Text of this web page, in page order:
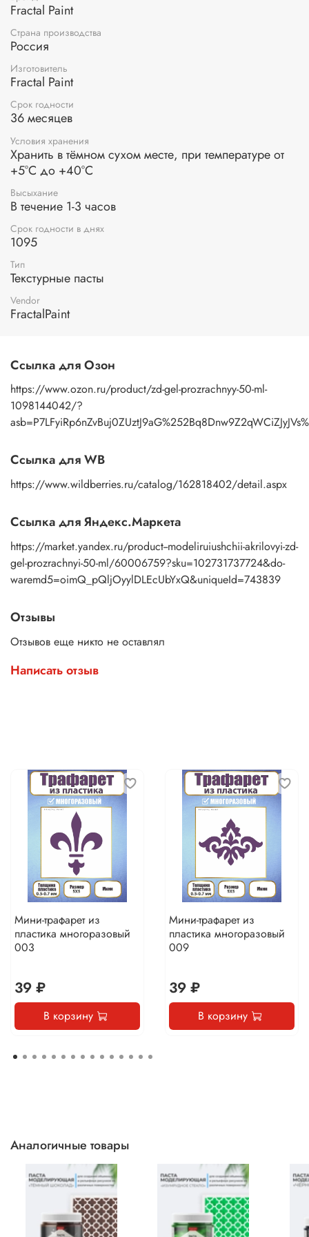
Применение:
осуществляется мастихином или шпателем. Для
получения рельефных узоров используйте трафарет.
Акриловый гель-загуститель сохраняет эластичность и
другие характеристики акриловых красок, не размывается.
Fractal Paint
Страна производства
Россия
Изготовитель
Fractal Paint
Срок годности
36 месяцев
Условия хранения
Хранить в тёмном сухом месте, при температуре от
+5°С до +40°С
Высыхание
В течение 1-3 часов
Срок годности в днях
1095
Тип
Текстурные пасты
Vendor
FractalPaint
Ссылка для Озон
https://www.ozon.ru/product/zd-gel-prozrachnyy-50-ml-
1098144042/?
Ссылка для WB
https://www.wildberries.ru/catalog/162818402/detail.aspx
Ссылка для Яндекс.Маркета
https://market.yandex.ru/product--modeliruiushchii-akrilovyi-zd-
gel-prozrachnyi-50-ml/60006759?sku=102731737724&do-
waremd5=oimQ_pQljOyylDLEcUbYxQ&uniqueId=743839
Отзывы
Отзывов еще никто не оставлял
Написать отзыв
Мини-трафарет из
пластика многоразовый
003
39 ₽
В корзину
Мини-трафарет из
пластика многоразовый
009
39 ₽
В корзину
Аналогичные товары